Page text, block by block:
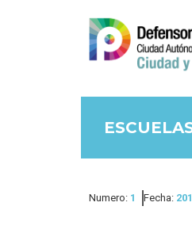
Numero: 1 Fecha: